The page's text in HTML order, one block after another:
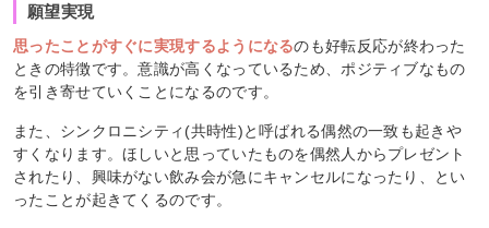
願望実現
思ったことがすぐに実現するようになるのも好転反応が終わった
ときの特徴です。意識が高くなっているため、ポジティブなもの
を引き寄せていくことになるのです。
また、シンクロニシティ(共時性)と呼ばれる偶然の一致も起きや
すくなります。ほしいと思っていたものを偶然人からプレゼント
されたり、興味がない飲み会が急にキャンセルになったり、とい
ったことが起きてくるのです。